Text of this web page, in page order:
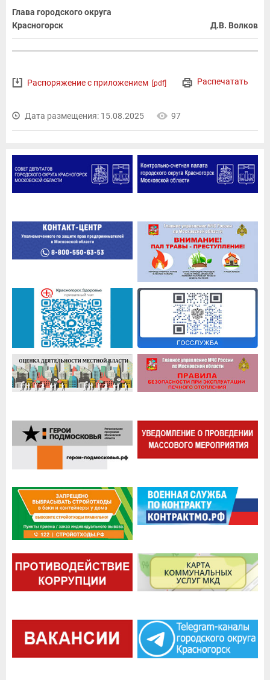
Глава городского округа
Красногорск
Д.В. Волков
Распечатать
Распоряжение с приложением [pdf]
Дата размещения: 15.08.2025 97